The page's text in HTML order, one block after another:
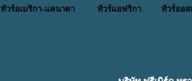
ทัวร์อเมริกา-แคนาดา ทัวร์แอฟริกา ทัวร์ออส